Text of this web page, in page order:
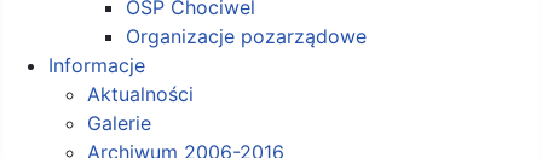
OSP Chociwel
Organizacje pozarządowe
Informacje
Aktualności
Galerie
Archiwum 2006-2016